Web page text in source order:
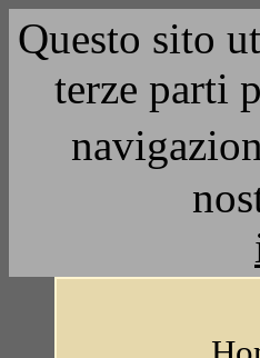
Questo sito
terze parti